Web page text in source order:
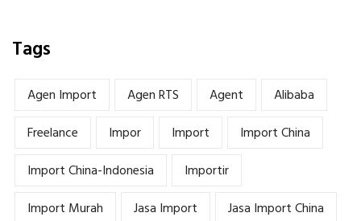
Tags
Agen Import Agen RTS Agent
Alibaba
Freelance
Impor Import
Import China
Import China-Indonesia
Importir
Import Murah
Jasa Import
Jasa Import China